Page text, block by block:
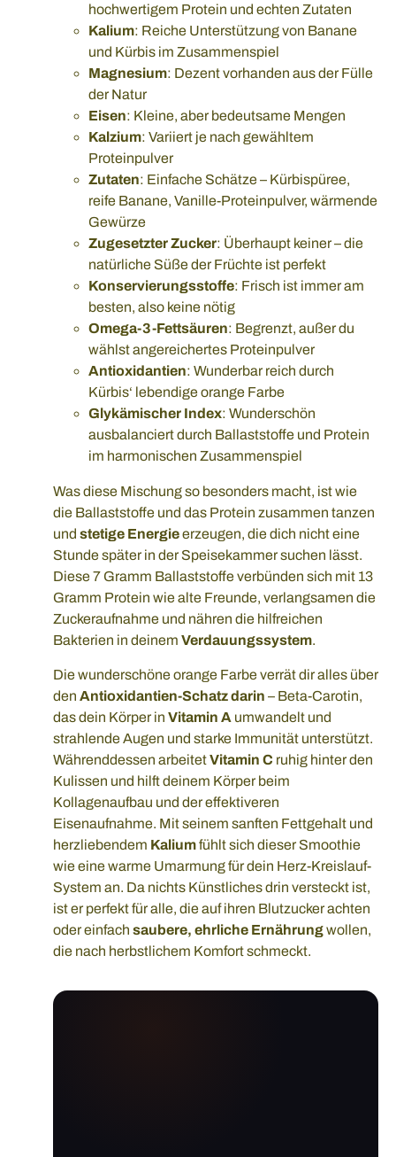
hochwertigem Protein und echten Zutaten
Kalium: Reiche Unterstützung von Banane
und Kürbis im Zusammenspiel
Magnesium: Dezent vorhanden aus der Fülle
der Natur
Eisen: Kleine, aber bedeutsame Mengen
Kalzium: Variiert je nach gewähltem
Proteinpulver
Zutaten: Einfache Schätze – Kürbispüree,
reife Banane, Vanille-Proteinpulver, wärmende
Gewürze
Zugesetzter Zucker: Überhaupt keiner – die
natürliche Süße der Früchte ist perfekt
Konservierungsstoffe: Frisch ist immer am
besten, also keine nötig
Omega-3-Fettsäuren: Begrenzt, außer du
wählst angereichertes Proteinpulver
Antioxidantien: Wunderbar reich durch
Kürbis‘ lebendige orange Farbe
Glykämischer Index: Wunderschön
ausbalanciert durch Ballaststoffe und Protein
im harmonischen Zusammenspiel
Was diese Mischung so besonders macht, ist wie
die Ballaststoffe und das Protein zusammen tanzen
und stetige Energieerzeugen, die dich nicht eine
Stunde später in der Speisekammer suchen lässt.
Diese 7 Gramm Ballaststoffe verbünden sich mit 13
Gramm Protein wie alte Freunde, verlangsamen die
Zuckeraufnahme und nähren die hilfreichen
Bakterien in deinem Verdauungssystem.
Die wunderschöne orange Farbe verrät dir alles über
den Antioxidantien-Schatz darin – Beta-Carotin,
das dein Körper in Vitamin A umwandelt und
strahlende Augen und starke Immunität unterstützt.
Währenddessen arbeitetVitamin C ruhig hinter den
Kulissen und hilft deinem Körper beim
Kollagenaufbau und der effektiveren
Eisenaufnahme. Mit seinem sanften Fettgehalt und
herzliebendem Kaliumfühlt sich dieser Smoothie
wie eine warme Umarmung für dein Herz-Kreislauf-
System an. Da nichts Künstliches drin versteckt ist,
ist er perfekt für alle, die auf ihren Blutzucker achten
oder einfach saubere, ehrliche Ernährungwollen,
die nach herbstlichem Komfort schmeckt.